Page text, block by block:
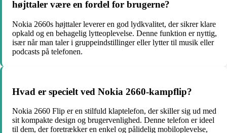
højttaler være en fordel for brugerne?
Nokia 2660s højttaler leverer en god lydkvalitet, der sikrer klare
opkald og en behagelig lytteoplevelse. Denne funktion er nyttig,
især når man taler i gruppeindstillinger eller lytter til musik eller
podcasts på telefonen.
Hvad er specielt ved Nokia 2660-kampflip?
Nokia 2660 Flip er en stilfuld klaptelefon, der skiller sig ud med
sit kompakte design og brugervenlighed. Denne telefon er ideel
til dem, der foretrækker en enkel og pålidelig mobiloplevelse,